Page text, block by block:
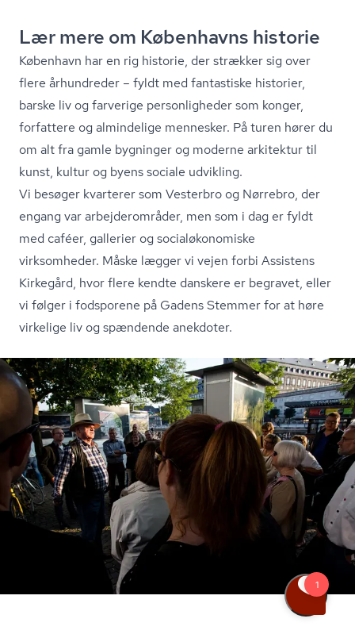
Lær mere om Københavns historie
København har en rig historie, der strækker sig over
flere århundreder – fyldt med fantastiske historier,
barske liv og farverige personligheder som konger,
forfattere og almindelige mennesker. På turen hører du
om alt fra gamle bygninger og moderne arkitektur til
kunst, kultur og byens sociale udvikling.
Vi besøger kvarterer som Vesterbro og Nørrebro, der
engang var ar­bej­der­om­rå­der, men som i dag er fyldt
med caféer, gallerier og so­ci­alø­ko­no­mi­ske
virksomheder. Måske lægger vi vejen forbi Assistens
Kirkegård, hvor flere kendte danskere er begravet, eller
vi følger i fodsporene på Gadens Stemmer for at høre
virkelige liv og spændende anekdoter.